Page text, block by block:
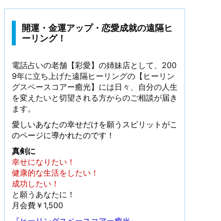
開運・金運アップ・恋愛成就の遠隔ヒ
ーリング！
電話占いの老舗【彩愛】の姉妹店として、200
9年に立ち上げた遠隔ヒーリングの【ヒーリン
グスペースコアー癒光】には日々、自分の人生
を変えたいと切望される方からのご相談が届き
ます。
愛しいあなたの幸せだけを願うスピリットがこ
のページに導かれたのです！
真剣に
幸せになりたい！
健康的な生活をしたい！
成功したい！
と願うあなたに！
月会費￥1,500